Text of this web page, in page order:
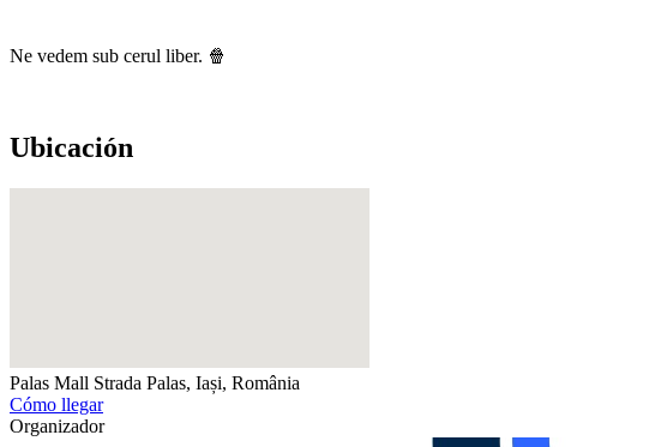
Ne vedem sub cerul liber. 🍿
Ubicación
Palas Mall Strada Palas, Iași, România
Cómo llegar
Organizador